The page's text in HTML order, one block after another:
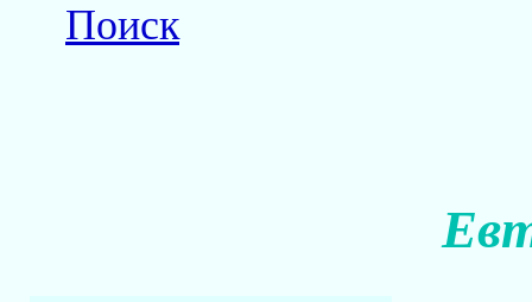
Поиск